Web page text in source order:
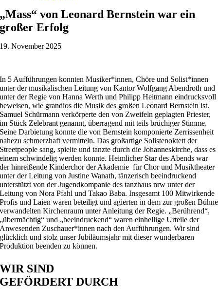
„Mass“ von Leonard Bernstein war ein
großer Erfolg
19. November 2025
In 5 Aufführungen konnten Musiker*innen, Chöre und Solist*innen
unter der musikalischen Leitung von Kantor Wolfgang Abendroth und
unter der Regie von Hanna Werth und Philipp Heitmann eindrucksvoll
beweisen, wie grandios die Musik des großen Leonard Bernstein ist.
Samuel Schürmann verkörperte den von Zweifeln geplagten Priester,
im Stück Zelebrant genannt, überragend mit teils brüchiger Stimme.
Seine Darbietung konnte die von Bernstein komponierte Zerrissenheit
nahezu schmerzhaft vermitteln. Das großartige Solistenoktett der
Streetpeople sang, spielte und tanzte durch die Johanneskirche, dass es
einem schwindelig werden konnte. Heimlicher Star des Abends war
der hinreißende Kinderchor der Akademie für Chor und Musiktheater
unter der Leitung von Justine Wanath, tänzerisch beeindruckend
unterstützt von der Jugendkompanie des tanzhaus nrw unter der
Leitung von Nora Pfahl und Takao Baba. Insgesamt 100 Mitwirkende
Profis und Laien waren beteiligt und agierten in dem zur großen Bühne
verwandelten Kirchenraum unter Anleitung der Regie. „Berührend“,
„übermächtig“ und „beeindruckend“ waren einhellige Urteile der
Anwesenden Zuschauer*innen nach den Aufführungen. Wir sind
glücklich und stolz unser Jubiläumsjahr mit dieser wunderbaren
Produktion beenden zu können.
WIR SIND
GEFÖRDERT DURCH